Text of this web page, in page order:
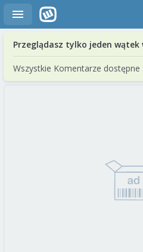
Przeglądasz tylko jeden wątek
Wszystkie Komentarze dostępne